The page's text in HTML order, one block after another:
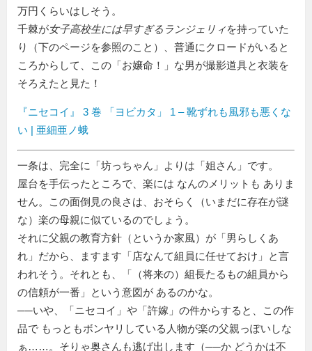
万円くらいはしそう。
千棘が女子高校生には早すぎるランジェリィを持っていた
り（下のページを参照のこと）、普通にクロードがいると
ころからして、この「お嬢命！」な男が撮影道具と衣装を
そろえたと見た！
『ニセコイ』 3 巻 「ヨビカタ」 1 – 靴ずれも風邪も悪くな
い | 亜細亜ノ蛾
一条は、完全に 坊っちゃん
よりは「姐さん」です。
屋台を手伝ったところで、楽には なんのメリットも ありま
せん。この面倒見の良さは、おそらく（いまだに存在が謎
な）楽の母親に似ているのでしょう。
それに父親の教育方針（というか家風）が「男らしくあ
れ」だから、ますます「店なんて組員に任せておけ」と言
われそう。それとも、「（将来の）組長たるもの組員から
の信頼が一番」という意図が あるのかな。
──いや、「ニセコイ」や「許嫁」の件からすると、この作
品で もっともボンヤリしている人物が楽の父親っぽいしな
ぁ……。そりゃ奥さんも逃げ出します（──か どうかは不